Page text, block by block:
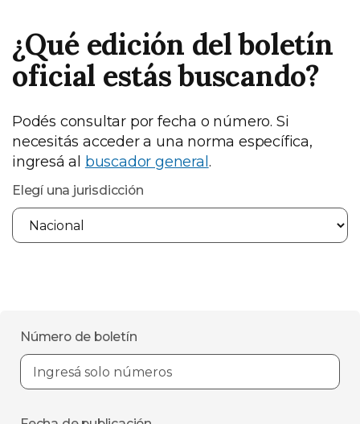
¿Qué edición del boletín
oficial estás buscando?
Podés consultar por fecha o número. Si
necesitás acceder a una norma específica,
ingresá al buscador general .
Elegí una jurisdicción
Número de boletín